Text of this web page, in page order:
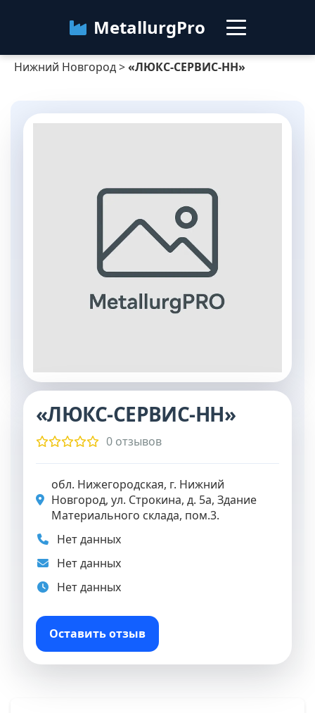
MetallurgPro
Нижний Новгород
Категории
Контакты
Нижний Новгород>«ЛЮКС-СЕРВИС-НН»
«ЛЮКС-СЕРВИС-НН»
0 отзывов
обл. Нижегородская, г. Нижний
Новгород, ул. Строкина, д. 5а, Здание
Материального склада, пом.3.
Нет данных
Нет данных
Нет данных
Оставить отзыв